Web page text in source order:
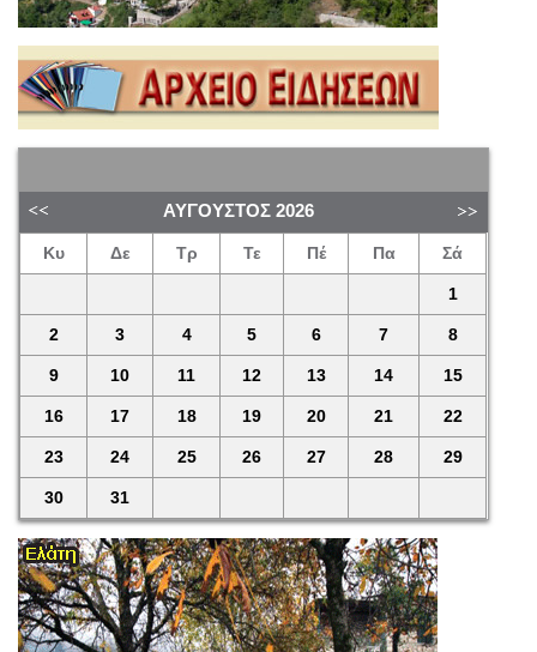
ΑΎΓΟΥΣΤΟΣ 2026
Κυ Δε Τρ Τε Πέ Πα Σά
1
2 3 4 5 6 7 8
9 10 11 12 13 14 15
16 17 18 19 20 21 22
23 24 25 26 27 28 29
30 31